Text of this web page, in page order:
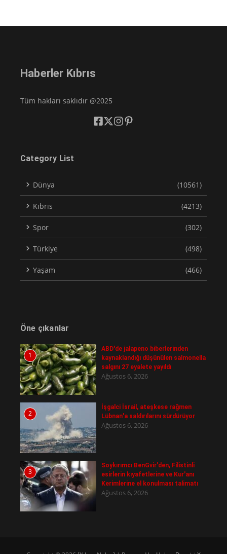
Haberler Kıbrıs
Tüm hakları saklıdır @2025
Category List
Dünya (10561)
Kıbrıs (4213)
Spor (302)
Türkiye (498)
Yaşam (466)
Öne çıkanlar
1
ABD'de jalapeno biberlerinden
kaynaklandığı düşünülen salmonella
salgını 27 eyalete yayıldı
Ağustos 6, 2026
2
İşgalci İsrail, ateşkese rağmen
Lübnan'a saldırılarını sürdürüyor
Ağustos 6, 2026
3
Soykırımcı BenGvir'den, Filistinli
esirlerin kıyafetlerine ve Kur'anı
Kerimlerine el konulması talimatı
Ağustos 6, 2026